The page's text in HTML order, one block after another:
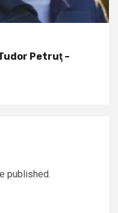
Petruţ –
published.